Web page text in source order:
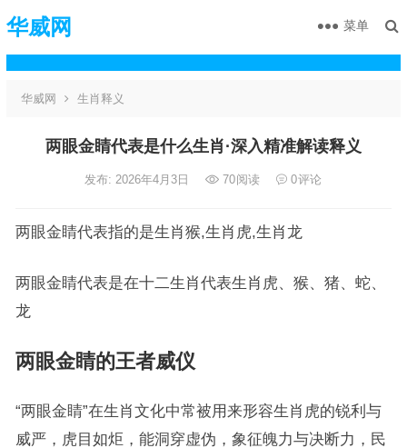
华威网 菜单
华威网 生肖释义
两眼金睛代表是什么生肖·深入精准解读释义
发布: 2026年4月3日 70阅读 0评论
两眼金睛代表指的是生肖猴,生肖虎,生肖龙
两眼金睛代表是在十二生肖代表生肖虎、猴、猪、蛇、
龙
两眼金睛的王者威仪
“两眼金睛”在生肖文化中常被用来形容生肖虎的锐利与
威严，虎目如炬，能洞穿虚伪，象征魄力与决断力，民